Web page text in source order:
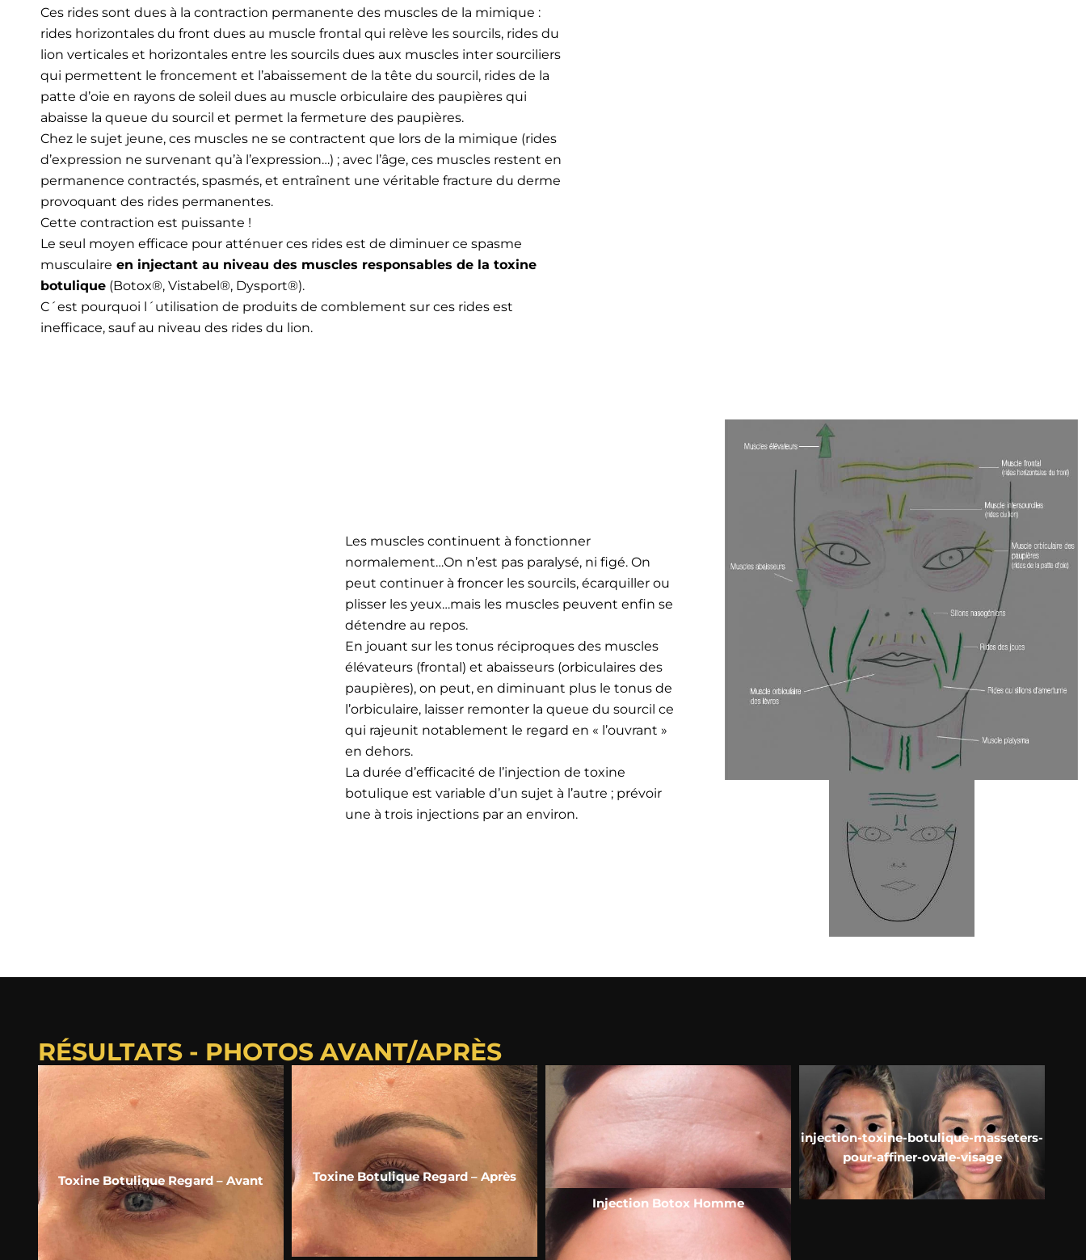
Ces rides sont dues à la contraction permanente des muscles de la mimique :
rides horizontales du front dues au muscle frontal qui relève les sourcils, rides du
lion verticales et horizontales entre les sourcils dues aux muscles inter sourciliers
qui permettent le froncement et l’abaissement de la tête du sourcil, rides de la
patte d’oie en rayons de soleil dues au muscle orbiculaire des paupières qui
abaisse la queue du sourcil et permet la fermeture des paupières.
Chez le sujet jeune, ces muscles ne se contractent que lors de la mimique (rides
d’expression ne survenant qu’à l’expression…) ; avec l’âge, ces muscles restent en
permanence contractés, spasmés, et entraînent une véritable fracture du derme
provoquant des rides permanentes.
Cette contraction est puissante !
Le seul moyen efficace pour atténuer ces rides est de diminuer ce spasme
musculaire en injectant au niveau des muscles responsables de la toxine
botulique (Botox®, Vistabel®, Dysport®).
C´est pourquoi l´utilisation de produits de comblement sur ces rides est
inefficace, sauf au niveau des rides du lion.
Les muscles continuent à fonctionner
normalement…On n’est pas paralysé, ni figé. On
peut continuer à froncer les sourcils, écarquiller ou
plisser les yeux…mais les muscles peuvent enfin se
détendre au repos.
En jouant sur les tonus réciproques des muscles
élévateurs (frontal) et abaisseurs (orbiculaires des
paupières), on peut, en diminuant plus le tonus de
l’orbiculaire, laisser remonter la queue du sourcil ce
qui rajeunit notablement le regard en « l’ouvrant »
en dehors.
La durée d’efficacité de l’injection de toxine
botulique est variable d’un sujet à l’autre ; prévoir
une à trois injections par an environ.
RÉSULTATS - PHOTOS AVANT/APRÈS